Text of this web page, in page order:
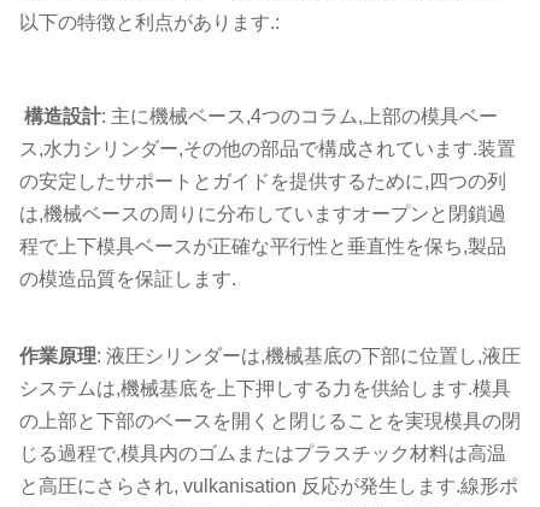
以下の特徴と利点があります.:
構造設計: 主に機械ベース,4つのコラム,上部の模具ベー
ス,水力シリンダー,その他の部品で構成されています.装置
の安定したサポートとガイドを提供するために,四つの列
は,機械ベースの周りに分布していますオープンと閉鎖過
程で上下模具ベースが正確な平行性と垂直性を保ち,製品
の模造品質を保証します.
作業原理: 液圧シリンダーは,機械基底の下部に位置し,液圧
システムは,機械基底を上下押しする力を供給します.模具
の上部と下部のベースを開くと閉じることを実現模具の閉
じる過程で,模具内のゴムまたはプラスチック材料は高温
と高圧にさらされ, vulkanisation 反応が発生します.線形ポ